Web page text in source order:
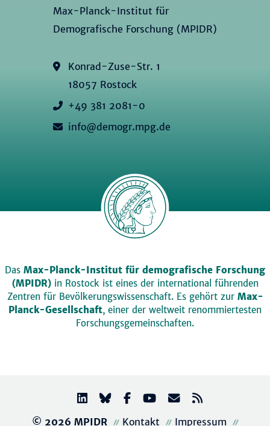
Max-Planck-Institut für
Demografische Forschung (MPIDR)
Konrad-Zuse-Str. 1
18057 Rostock
+49 381 2081-0
info@demogr.mpg.de
Das Max-Planck-Institut für demografische Forschung
(MPIDR)in Rostock ist eines der international führenden
Zentren für Bevölkerungswissenschaft. Es gehört zur Max-
Planck-Gesellschaft, einer der weltweit renommiertesten
Forschungsgemeinschaften.
© 2026 MPIDR Kontakt Impressum